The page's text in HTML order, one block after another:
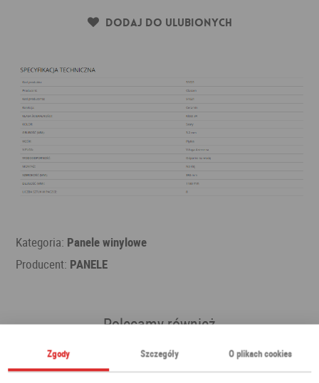
Dodaj do ulubionych
Kategoria: Panele winylowe
Producent: PANELE
Polecamy również
Zgody Szczegóły O plikach cookies